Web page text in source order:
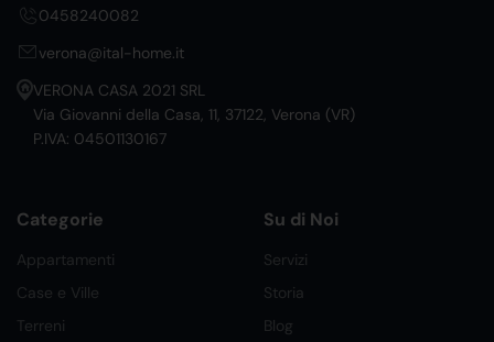
0458240082
verona@ital-home.it
VERONA CASA 2021 SRL
Via Giovanni della Casa, 11, 37122, Verona (VR)
P.IVA: 04501130167
Categorie
Appartamenti
Case e Ville
Terreni
Su di Noi
Servizi
Storia
Blog